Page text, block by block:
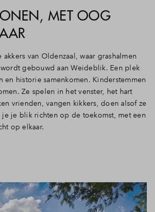
Inloggen
MET OOG
van Oldenzaal, waar grashalmen
gebouwd aan Weideblik. Een plek
en historie samenkomen. Kinderstemmen
Ze spelen in het venster, het hart
vrienden, vangen kikkers, doen alsof ze
je blik richten op de toekomst, met een
op elkaar.